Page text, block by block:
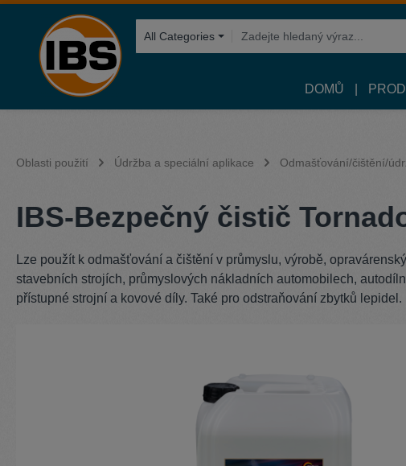
Přeskočit na hlavní navigaci
All Categories
DOMŮ
Oblasti použití Údržba a speciální aplikace Odmašťování/čištění/
IBS-Bezpečný čistič
Lze použít k odmašťování a čištění v průmyslu, výrobě,
stavebních strojích, průmyslových nákladních automobilech,
přístupné strojní a kovové díly. Také pro odstraňování zbytků lepidel.